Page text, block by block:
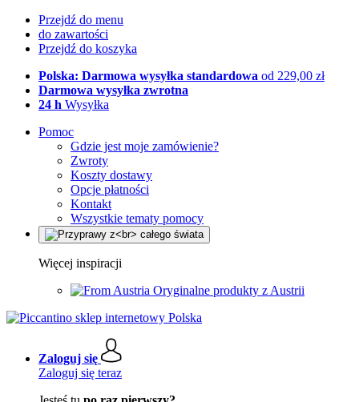
Przejdź do menu
do zawartości
Przejdź do koszyka
Polska: Darmowa wysyłka standardowa od 229,00 zł
Darmowa wysyłka zwrotna
24 h Wysyłka
Pomoc
Gdzie jest moje zamówienie?
Zwroty
Koszty dostawy
Opcje płatności
Kontakt
Wszystkie tematy pomocy
Więcej inspiracji
Oryginalne produkty z Austrii
Zaloguj się
Zaloguj się teraz